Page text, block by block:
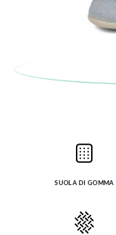
SUOLA DI GOMMA